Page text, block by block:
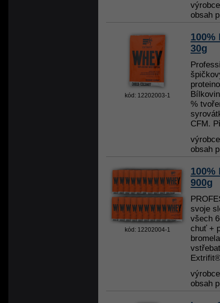
obsah
kód: 12202003-1
100%
30g
%
CFM.
obsah
kód: 12202004-1
100%
900g
svoje
všech
chuť +
obsah